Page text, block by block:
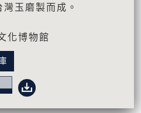
玉磨製而成。
化博物館